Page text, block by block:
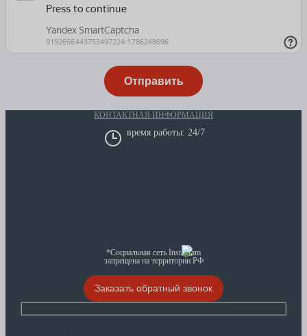
КОНТАКТНАЯ ИНФОРМАЦИЯ
время работы: 24/7
*Социальная сеть Instagram
запрещена на территории РФ
Заказать обратный звонок